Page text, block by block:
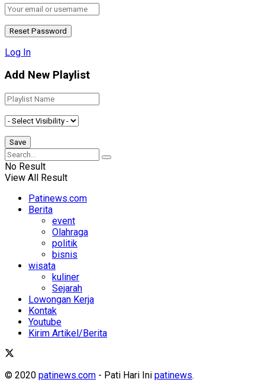
Log In
Add New Playlist
No Result
View All Result
Patinews.com
Berita
event
Olahraga
politik
bisnis
wisata
kuliner
Sejarah
Lowongan Kerja
Kontak
Youtube
Kirim Artikel/Berita
© 2020 patinews.com - Pati Hari Ini patinews.